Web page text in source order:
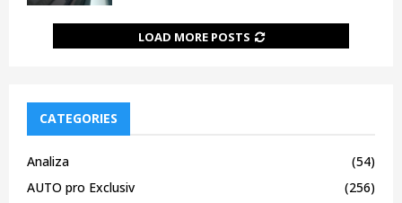
LOAD MORE POSTS
CATEGORIES
Analiza
(54)
AUTO pro Exclusiv
(256)